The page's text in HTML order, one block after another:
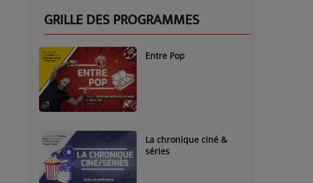
GRILLE DES PROGRAMMES
Entre Pop
La chronique ciné &
séries